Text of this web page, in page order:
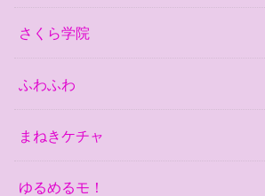
さくら学院
ふわふわ
まねきケチャ
ゆるめるモ！